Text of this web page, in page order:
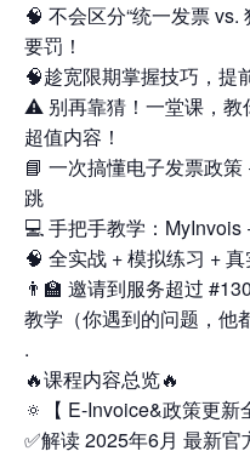
🧠 不会区分“统一发票
要罚！
🧠趁宽限期掌握技巧，提
⚠️ 别再靠猜！一堂课，教
超值内容！
📘 一次搞懂电子发票政策
跳
💻 手把手教学：MyInvois
🧠 全实战 + 模拟练习 +
👨‍🏫 邀请到服务超过
教学（你遇到的问题，他
.
🔥课程内容总览🔥
🔅【 E-Invoice&政策更新
✅解读 2025年6月 最新官